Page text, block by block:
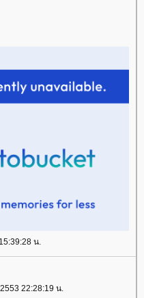
น.
22:28:19 น.